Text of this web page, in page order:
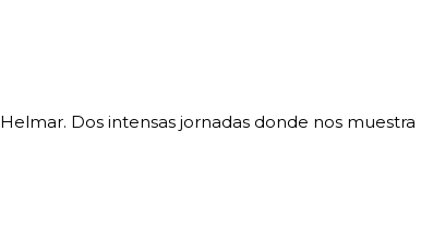
Helmar. Dos intensas jornadas donde nos muestra